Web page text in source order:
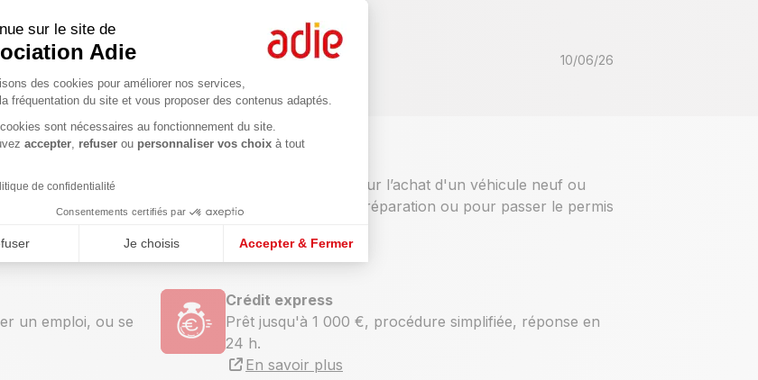
sur le site de
Adie
de Gestion du Consentement : Personnalisez vos Options
des cookies pour améliorer nos services,
fréquentation du site et vous proposer des contenus adaptés.
sont nécessaires au fonctionnement du site.
accepter, refuser ou personnaliser vos choix à tout
de confidentialité
Consentements certifiés par
Je choisis Accepter & Fermer
Axeptio consent
Découvrir 10/06/26
et assurances
développer son
Jusqu’à 15 000 € pour l’achat d'un véhicule neuf ou
d’occasion, pour sa réparation ou pour passer le permis
En savoir plus
un emploi, ou se
Crédit express
Prêt jusqu'à 1 000 €, procédure simplifiée, réponse en
24 h.
En savoir plus